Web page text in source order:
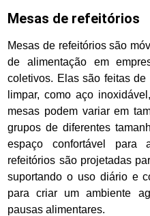
Mesas de refeitórios
Mesas de refeitórios são
de alimentação em
coletivos. Elas são feitas
limpar, como aço
mesas podem variar em
grupos de diferentes
espaço confortável para
refeitórios são projetadas
suportando o uso diário e
para criar um ambiente
pausas alimentares.